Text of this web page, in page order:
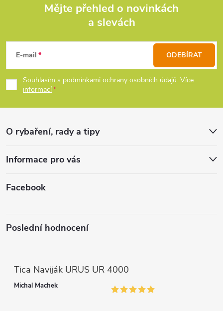
c
í
p
r
v
y
v
p
s
u
p
a
Mějte přehled o novinkách
a slevách
E-mail
Souhlasím s podmínkami ochrany osobních údajů. Více
informací
ODEBÍRAT
O rybaření, rady a tipy
Informace pro vás
Facebook
Poslední hodnocení
Tica Naviják URUS UR 4000
Michal Machek